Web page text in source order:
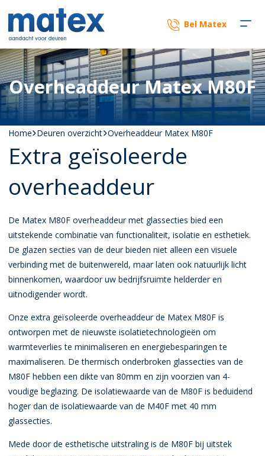
Bel Matex
Overheaddeur Matex M80F
Home Deuren overzicht Overheaddeur Matex M80F
Extra geïsoleerde
overheaddeur
De Matex M80F overheaddeur met glassecties bied een
uitstekende combinatie van functionaliteit, isolatie en esthetiek.
De glazen secties van de deur bieden niet alleen een visuele
verbinding met de buitenwereld, maar laten ook natuurlijk licht
binnenkomen, waardoor uw bedrijfsruimte helderder en
uitnodigender wordt.
Onze extra geïsoleerde overheaddeur de Matex M80F is
ontworpen met de nieuwste isolatietechnologieën om
warmteverlies te minimaliseren en energiebesparingen te
maximaliseren. De thermisch onderbroken glassecties van de
M80F hebben een dikte van 80mm en zijn voorzien van 4-
voudige beglazing. De isolatiewaarde van de M80F is beduidend
hoger dan de isolatiewaarde van de M40F met 40 mm
glassecties.
Mede door de esthetische uitstraling is de M80F bij uitstek